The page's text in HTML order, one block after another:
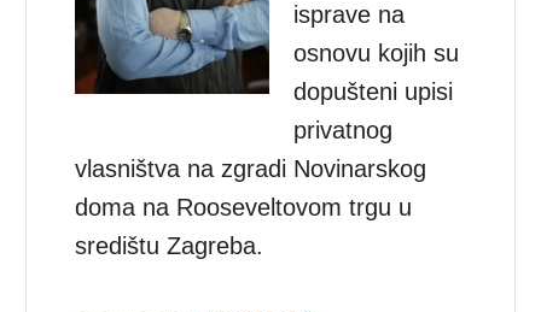
isprave na
osnovu kojih su
dopušteni upisi
privatnog
vlasništva na zgradi Novinarskog
doma na Rooseveltovom trgu u
središtu Zagreba.